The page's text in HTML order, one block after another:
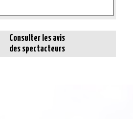
Consulter les avis
des spectacteurs